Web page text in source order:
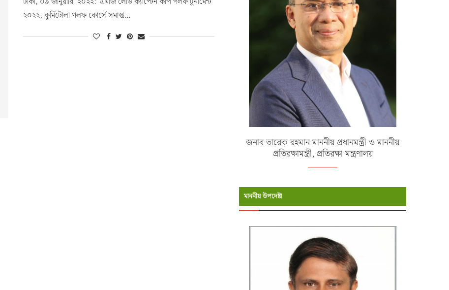
২০২২, কুর্মিটোলা গলফ কোর্সে সমাপ্ত…
জনাব তারেক রহমান মাননীয় প্রধানমন্ত্রী ও মাননীয়
প্রতিরক্ষামন্ত্রী, প্রতিরক্ষা মন্ত্রণালয়
মাননীয় উপদেষ্টা